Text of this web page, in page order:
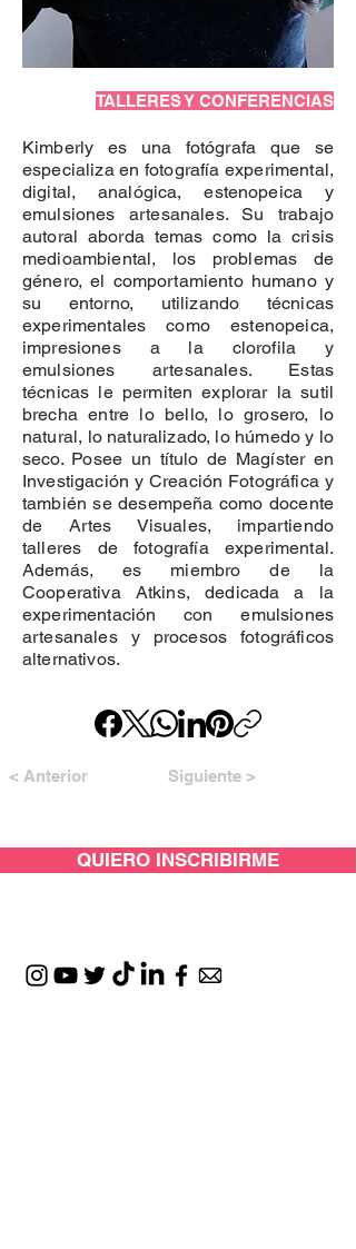
TALLERES Y CONFERENCIAS
Kimberly es una fotógrafa que se
especializa en fotografía experimental,
digital, analógica, estenopeica y
emulsiones artesanales. Su trabajo
autoral aborda temas como la crisis
medioambiental, los problemas de
género, el comportamiento humano y
su entorno, utilizando técnicas
experimentales como estenopeica,
impresiones a la clorofila y
emulsiones artesanales. Estas
técnicas le permiten explorar la sutil
brecha entre lo bello, lo grosero, lo
natural, lo naturalizado, lo húmedo y lo
seco. Posee un título de Magíster en
Investigación y Creación Fotográfica y
también se desempeña como docente
de Artes Visuales, impartiendo
talleres de fotografía experimental.
Además, es miembro de la
Cooperativa Atkins, dedicada a la
experimentación con emulsiones
artesanales y procesos fotográficos
alternativos.
< Anterior Siguiente >
QUIERO INSCRIBIRME